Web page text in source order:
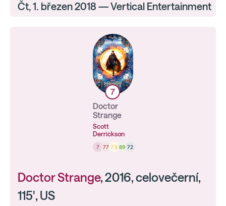
Čt, 1. březen 2018 — Vertical Entertainment
7
Doctor
Strange
Scott
Derrickson
7 77 7.5 89 72
Doctor Strange, 2016, celovečerní,
115', US